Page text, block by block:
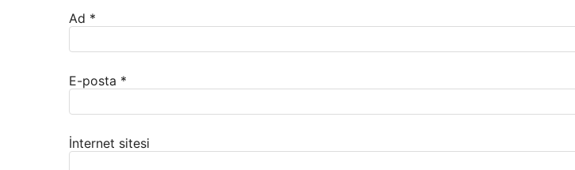
Ad *
E-posta *
İnternet sitesi